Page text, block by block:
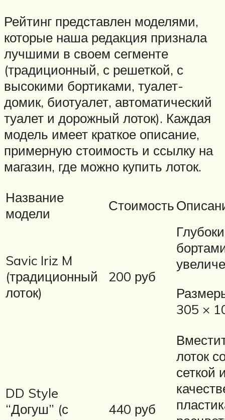
Рейтинг представлен моделями,
которые наша редакция признала
лучшими в своем сегменте
(традиционный, с решеткой, с
высокими бортиками, туалет-
домик, биотуалет, автоматический
туалет и дорожный лоток). Каждая
модель имеет краткое описание,
примерную стоимость и ссылку на
магазин, где можно купить лоток.
Название
модели
Стоимость
Savic Iriz M
(традиционный
лоток)
200 руб
305 ×
DD Style
“Догуш” (с
440 руб
лоток
сеткой